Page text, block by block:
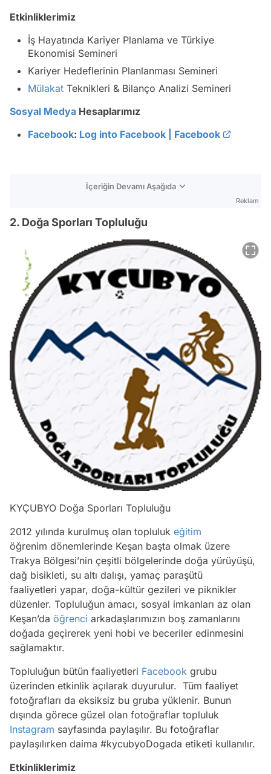
Etkinliklerimiz
İş Hayatında Kariyer Planlama ve Türkiye
Ekonomisi Semineri
Kariyer Hedeflerinin Planlanması Semineri
Mülakat Teknikleri & Bilanço Analizi Semineri
Sosyal Medya Hesaplarımız
Facebook: Log into Facebook | Facebook
İçeriğin Devamı Aşağıda
Reklam
2. Doğa Sporları Topluluğu
KYÇUBYO Doğa Sporları Topluluğu
2012 yılında kurulmuş olan topluluk eğitim
öğrenim dönemlerinde Keşan başta olmak üzere
Trakya Bölgesi’nin çeşitli bölgelerinde doğa yürüyüşü,
dağ bisikleti, su altı dalışı, yamaç paraşütü
faaliyetleri yapar, doğa-kültür gezileri ve piknikler
düzenler. Topluluğun amacı, sosyal imkanları az olan
Keşan’da öğrenci arkadaşlarımızın boş zamanlarını
doğada geçirerek yeni hobi ve beceriler edinmesini
sağlamaktır.
Topluluğun bütün faaliyetleri Facebook grubu
üzerinden etkinlik açılarak duyurulur. Tüm faaliyet
fotoğrafları da eksiksiz bu gruba yüklenir. Bunun
dışında görece güzel olan fotoğraflar topluluk
Instagram sayfasında paylaşılır. Bu fotoğraflar
paylaşılırken daima #kycubyoDogada etiketi kullanılır.
Etkinliklerimiz